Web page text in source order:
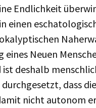
Endlichkeit
einen
eines Neuen
ist deshalb
dass
nicht autonom